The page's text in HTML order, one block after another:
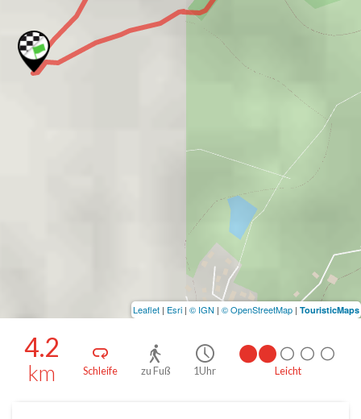
4.2
km Schleife zu Fuß 1Uhr Leicht
Leaflet | Esri | © IGN | © OpenStreetMap | TouristicMaps